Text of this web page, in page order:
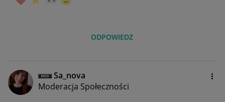
ODPOWIEDZ
Sa_nova
Moderacja Społeczności